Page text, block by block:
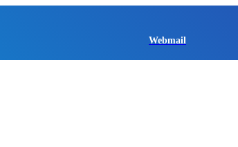
Webmail